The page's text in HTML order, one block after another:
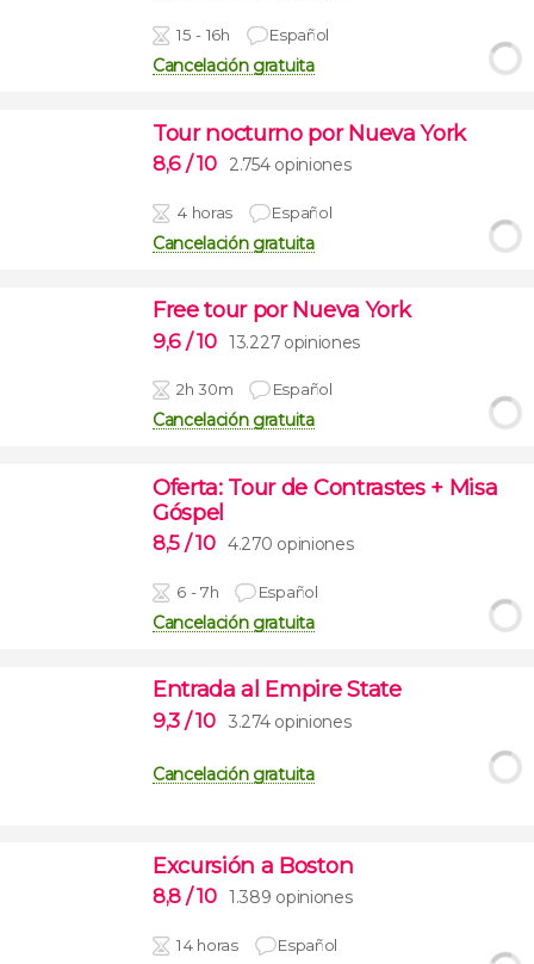
15 - 16h Español
Cancelación gratuita
Tour nocturno por Nueva York
8,6 / 10 2.754 opiniones
4 horas Español
Cancelación gratuita
Free tour por Nueva York
9,6 / 10 13.227 opiniones
2h 30m Español
Cancelación gratuita
Oferta: Tour de Contrastes + Misa
Góspel
8,5 / 10 4.270 opiniones
6 - 7h Español
Cancelación gratuita
Entrada al Empire State
9,3 / 10 3.274 opiniones
Cancelación gratuita
Excursión a Boston
8,8 / 10 1.389 opiniones
14 horas Español